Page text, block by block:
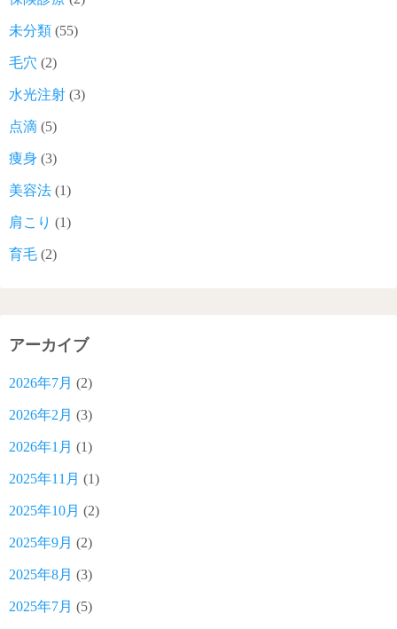
未分類 (55)
毛穴 (2)
水光注射 (3)
点滴 (5)
痩身 (3)
美容法 (1)
肩こり (1)
育毛 (2)
アーカイブ
2026年7月 (2)
2026年2月 (3)
2026年1月 (1)
2025年11月 (1)
2025年10月 (2)
2025年9月 (2)
2025年8月 (3)
2025年7月 (5)